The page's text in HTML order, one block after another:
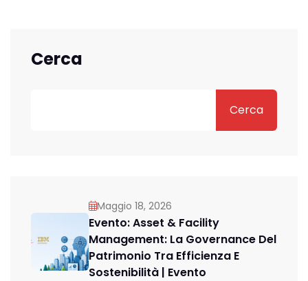
Cerca
Cerca
Maggio 18, 2026
Evento: Asset & Facility
Management: La Governance Del
Patrimonio Tra Efficienza E
Sostenibilità | Evento